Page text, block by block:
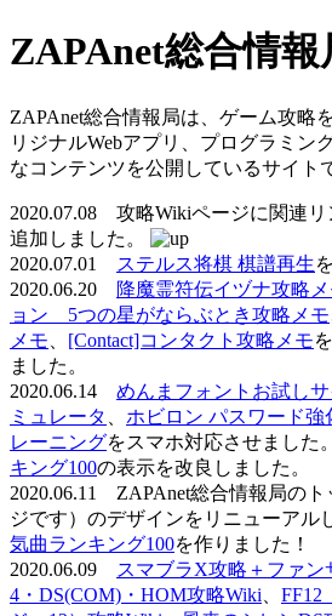
ZAPAnet総合情報
ZAPAnet総合情報局は、ゲーム攻略
リジナルWebアプリ、プログラミン
なコンテンツを公開しているサイト
2020.07.08 攻略Wikiページに関連
追加しました。
2020.07.01
ステルス将棋 棋譜再生
2020.06.20
降魔霊符伝イヅナ攻略
ョン 5つの星がならぶとき攻略メモ
メモ
[Contact]コンタクト攻略メモ
ました。
2020.06.14 めんまフォントお試しサ
ミュレータ
ホビロン パスワード強
レーニングをスマホ対応させました。
キング100の表示を改良しました。
2020.06.11 ZAPAnet総合情報局の
ジです）のデザインをリニューアル
気曲ランキング100を作りました！
2020.06.09
スマブラX攻略＋ファン
4・DS(COM)・HOM攻略Wiki
FF12